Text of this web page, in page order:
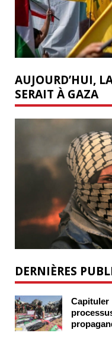
AUJOURD’HUI,
SERAIT À GAZA
DERNIÈRES